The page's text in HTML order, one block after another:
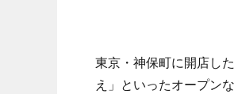
東京・神保町に開店し
え」といったオープン